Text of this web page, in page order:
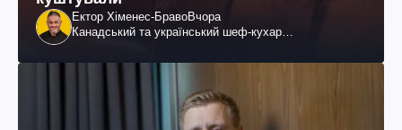
Ектор Хіменес-БравоВчора
Канадський та український шеф-кухар